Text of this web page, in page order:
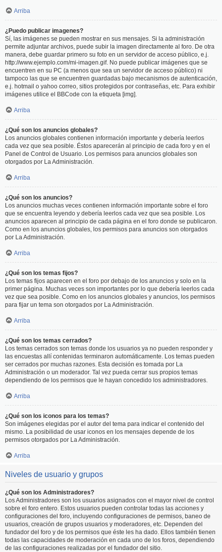
Arriba
¿Puedo publicar imagenes?
Sí, las imágenes se pueden mostrar en sus mensajes. Si la administración
permite adjuntar archivos, puede subir la imagen directamente al foro. De otra
manera, debe guardar primero su foto en un servidor de acceso público, e.j.
http://www.ejemplo.com/mi-imagen.gif. No puede publicar imágenes que se
encuentren en su PC (a menos que sea un servidor de acceso público) ni
tampoco las que se encuentren guardadas bajo mecanismos de autenticación,
e.j. hotmail o yahoo correo, sitios protegidos por contraseñas, etc. Para exhibir
imágenes utilice el BBCode con la etiqueta [img].
Arriba
¿Qué son los anuncios globales?
Los anuncios globales contienen información importante y debería leerlos
cada vez que sea posible. Éstos aparecerán al principio de cada foro y en el
Panel de Control de Usuario. Los permisos para anuncios globales son
otorgados por La Administración.
Arriba
¿Qué son los anuncios?
Los anuncios muchas veces contienen información importante sobre el foro
que se encuentra leyendo y debería leerlos cada vez que sea posible. Los
anuncios aparecen al principio de cada página en el foro donde se publicaron.
Como en los anuncios globales, los permisos para anuncios son otorgados
por La Administración.
Arriba
¿Qué son los temas fijos?
Los temas fijos aparecen en el foro por debajo de los anuncios y solo en la
primer página. Muchas veces son importantes por lo que debería leerlos cada
vez que sea posible. Como en los anuncios globales y anuncios, los permisos
para fijar un tema son otorgados por La Administración.
Arriba
¿Qué son los temas cerrados?
Los temas cerrados son temas donde los usuarios ya no pueden responder y
las encuestas allí contenidas terminaron automáticamente. Los temas pueden
ser cerrados por muchas razones. Esta decisión es tomada por La
Administración o un moderador. Tal vez pueda cerrar sus propios temas
dependiendo de los permisos que le hayan concedido los administradores.
Arriba
¿Qué son los iconos para los temas?
Son imágenes elegidas por el autor del tema para indicar el contenido del
mismo. La posibilidad de usar iconos en los mensajes depende de los
permisos otorgados por La Administración.
Arriba
Niveles de usuario y grupos
¿Qué son los Administradores?
Los Administradores son los usuarios asignados con el mayor nivel de control
sobre el foro entero. Estos usuarios pueden controlar todas las acciones y
configuraciones del foro, incluyendo configuraciones de permisos, baneo de
usuarios, creación de grupos usuarios y moderadores, etc. Dependen del
fundador del foro y de los permisos que éste les ha dado. Ellos también tienen
todas las capacidades de moderación en cada uno de los foros, dependiendo
de las configuraciones realizadas por el fundador del sitio.